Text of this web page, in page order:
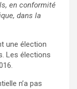
en conformité
dans la
une élection
Les élections
n’a pas